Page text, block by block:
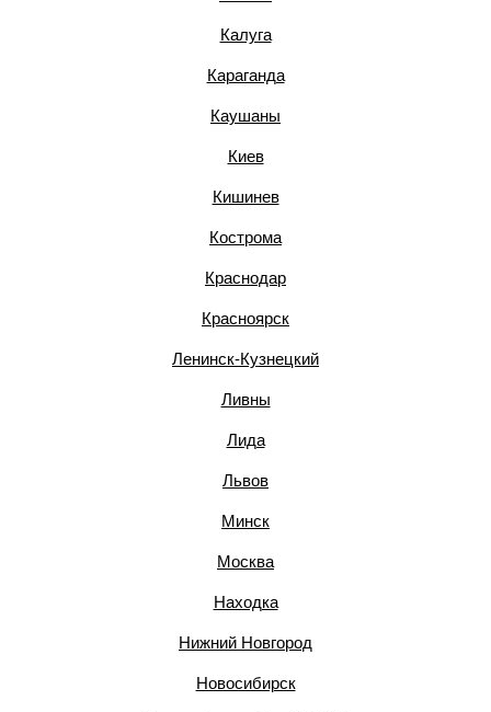
Калуга
Караганда
Каушаны
Киев
Кишинев
Кострома
Краснодар
Красноярск
Ленинск-Кузнецкий
Ливны
Лида
Львов
Минск
Москва
Находка
Нижний Новгород
Новосибирск